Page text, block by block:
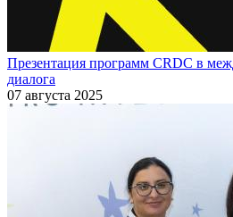
Презентация программ CRDC в
диалога
07 августа 2025